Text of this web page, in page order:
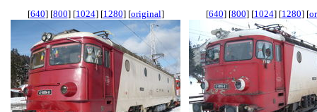
[640] [800] [1024] [1280] [original] [640] [800] [1024] [1280] [